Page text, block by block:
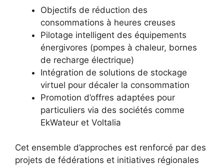
Objectifs de réduction des
consommations à heures creuses
Pilotage intelligent des équipements
énergivores (pompes à chaleur, bornes
de recharge électrique)
Intégration de solutions de stockage
virtuel pour décaler la consommation
Promotion d’offres adaptées pour
particuliers via des sociétés comme
EkWateur et Voltalia
Cet ensemble d’approches est renforcé par des
projets de fédérations et initiatives régionales